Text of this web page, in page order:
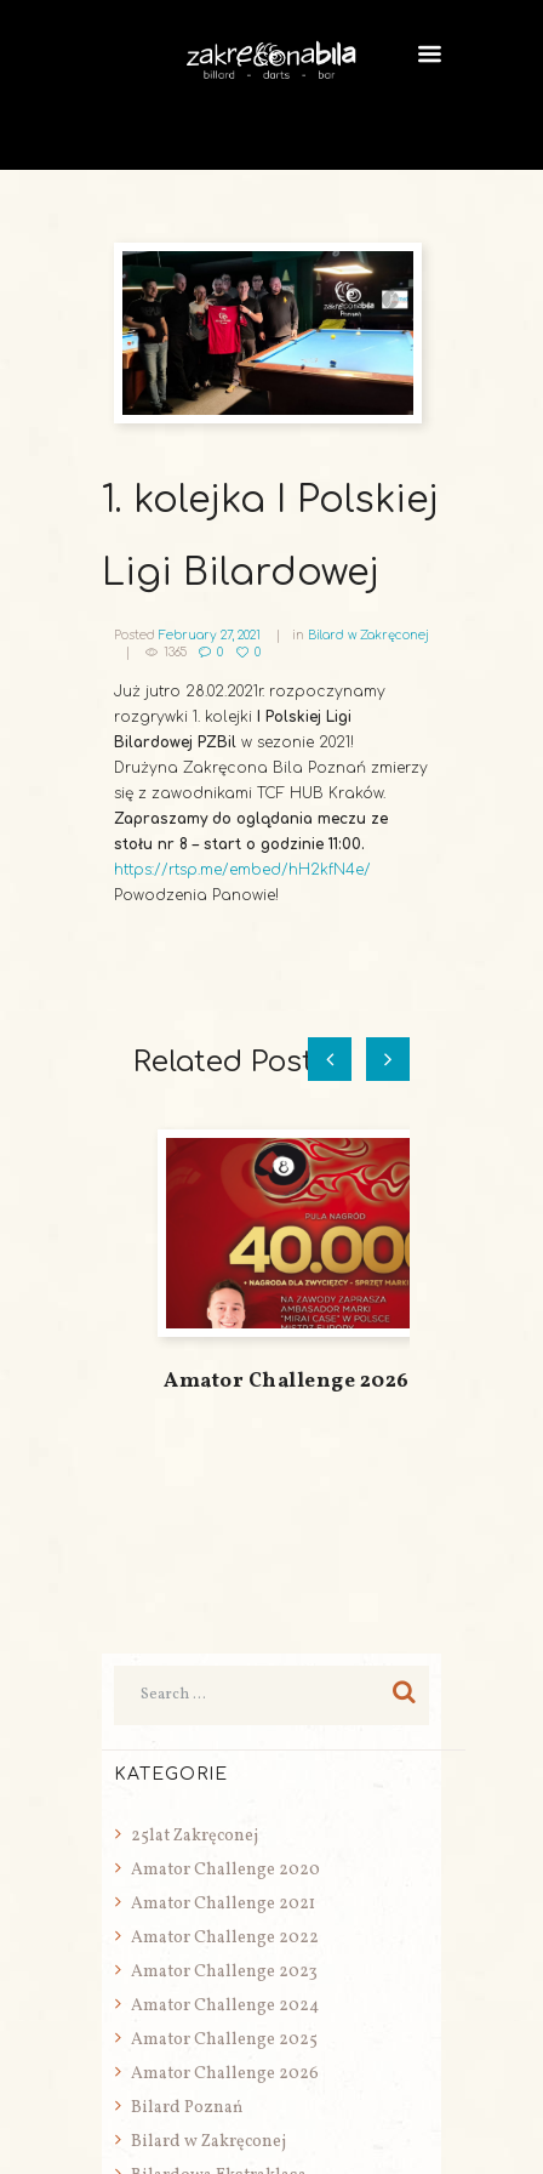
1. kolejka I Polskiej
Ligi Bilardowej
Posted February 27, 2021 in Bilard w Zakręconej
1365
0 0
Już jutro 28.02.2021r. rozpoczynamy
rozgrywki 1. kolejki I Polskiej Ligi
Bilardowej PZBil w sezonie 2021!
Drużyna Zakręcona Bila Poznań zmierzy
się z zawodnikami TCF HUB Kraków.
Zapraszamy do oglądania meczu ze
stołu nr 8 – start o godzinie 11:00.
https://rtsp.me/embed/hH2kfN4e/
Powodzenia Panowie!
Related Posts
Amator Challenge 2026
KATEGORIE
25lat Zakręconej
Amator Challenge 2020
Amator Challenge 2021
Amator Challenge 2022
Amator Challenge 2023
Amator Challenge 2024
Amator Challenge 2025
Amator Challenge 2026
Bilard Poznań
Bilard w Zakręconej